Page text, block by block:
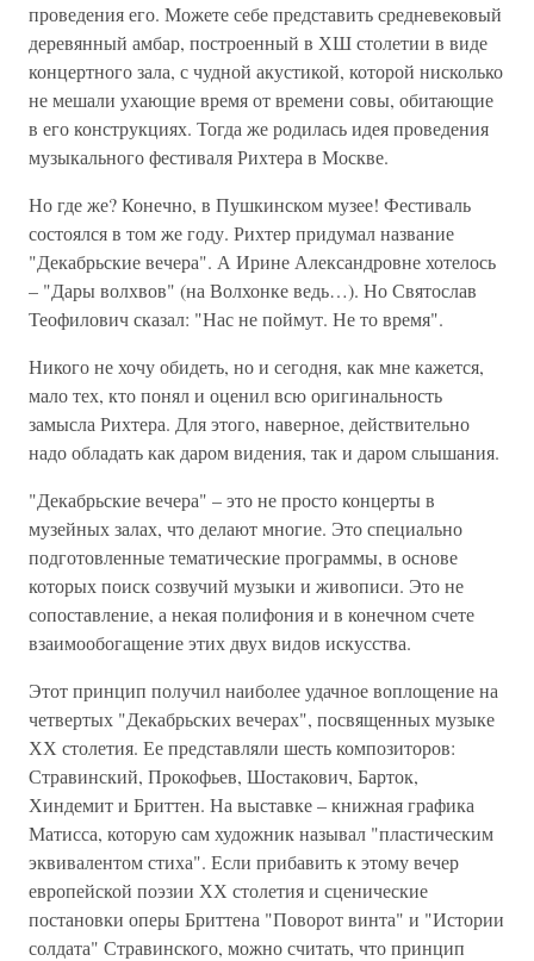
проведения его. Можете себе представить средневековый
деревянный амбар, построенный в ХШ столетии в виде
концертного зала, с чудной акустикой, которой нисколько
не мешали ухающие время от времени совы, обитающие
в его конструкциях. Тогда же родилась идея проведения
музыкального фестиваля Рихтера в Москве.
Но где же? Конечно, в Пушкинском музее! Фестиваль
состоялся в том же году. Рихтер придумал название
"Декабрьские вечера". А Ирине Александровне хотелось
– "Дары волхвов" (на Волхонке ведь…). Но Святослав
Теофилович сказал: "Нас не поймут. Не то время".
Никого не хочу обидеть, но и сегодня, как мне кажется,
мало тех, кто понял и оценил всю оригинальность
замысла Рихтера. Для этого, наверное, действительно
надо обладать как даром видения, так и даром слышания.
"Декабрьские вечера" – это не просто концерты в
музейных залах, что делают многие. Это специально
подготовленные тематические программы, в основе
которых поиск созвучий музыки и живописи. Это не
сопоставление, а некая полифония и в конечном счете
взаимообогащение этих двух видов искусства.
Этот принцип получил наиболее удачное воплощение на
четвертых "Декабрьских вечерах", посвященных музыке
ХХ столетия. Ее представляли шесть композиторов:
Стравинский, Прокофьев, Шостакович, Барток,
Хиндемит и Бриттен. На выставке – книжная графика
Матисса, которую сам художник называл "пластическим
эквивалентом стиха". Если прибавить к этому вечер
европейской поэзии ХХ столетия и сценические
постановки оперы Бриттена "Поворот винта" и "Истории
солдата" Стравинского, можно считать, что принцип